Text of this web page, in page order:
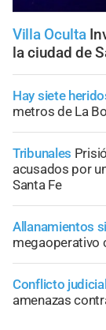
Villa Oculta
la ciudad de
Hay siete
metros de La
Tribunales
acusados por
Santa Fe
Allanamientos
megaoperativo
Conflicto
amenazas